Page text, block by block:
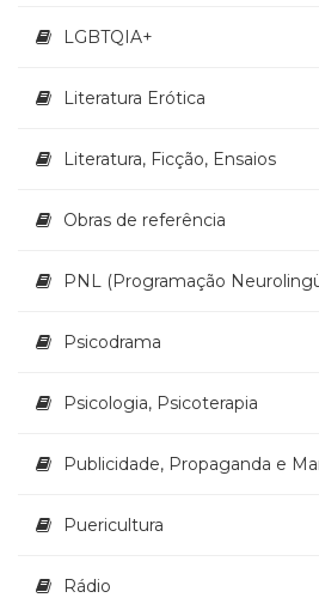
LGBTQIA+
Literatura Erótica
Literatura, Ficção, Ensaios
Obras de referência
PNL (Programação
Psicodrama
Psicologia, Psicoterapia
Publicidade, Propaganda e
Puericultura
Rádio